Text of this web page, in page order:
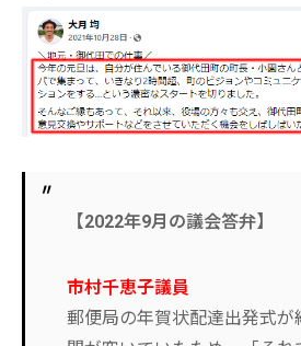
【2022年9月の議会答弁】
市村千恵子議員
郵便局の年賀状配達出発式が